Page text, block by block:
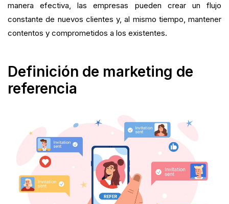
manera efectiva, las empresas pueden crear un flujo
constante de nuevos clientes y, al mismo tiempo, mantener
contentos y comprometidos a los existentes.
Definición de marketing de
referencia